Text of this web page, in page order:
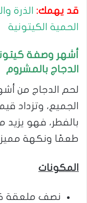
قد يهمك: الذرة
الحمية الكيتونية
أشهر وصفة
الدجاج بالمشروم
لحم الدجاج من
الجميع، وتزداد
بالفطر، فهو يزيد
طعمًا ونكهة
المكونات
نصف ملعقة